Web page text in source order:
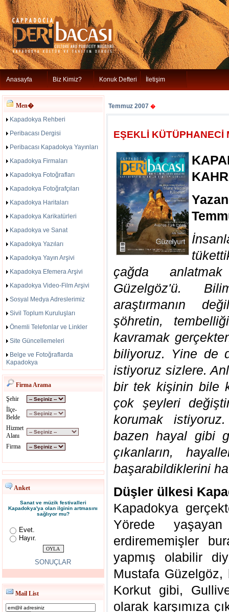
Anasayfa Biz Kimiz? Konuk Defteri İletişim
Men�
Kapadokya Rehberi
Peribacası Dergisi
Peribacası Kapadokya Yayınları
Kapadokya Firmaları
Kapadokya Fotoğrafları
Kapadokya Fotoğrafçıları
Kapadokya Haritaları
Kapadokya Karikatürleri
Kapadokya ve Sanat
Kapadokya Yazıları
Kapadokya Yayın Arşivi
Kapadokya Efemera Arşivi
Kapadokya Video-Film Arşivi
Sosyal Medya Adreslerimiz
Sivil Toplum Kuruluşları
Önemli Telefonlar ve Linkler
Site Güncellemeleri
Belge ve Fotoğraflarda
Kapadokya
Firma Arama
Şehir
İlçe-
Belde
Hizmet
Alanı
Firma
Anket
Sanat ve müzik festivalleri
Kapadokya'ya olan ilginin artmasını
sağlıyor mu?
Evet.
Hayır.
SONUÇLAR
Mail List
Temmuz 2007 �
EŞEKLİ KÜTÜPHANECİ
çağda
Güzelgöz'ü.
araştırmanın
şöhretin,
kavramak
biliyoruz. Yine de
istiyoruz sizlere.
bir tek kişinin bile
çok şeyleri
korumak
bazen hayal gibi
çıkanların,
başarabildiklerini
Düşler ülkesi
Kapadokya
Yörede
erdirememişler
yapmış olabilir
Mustafa
Korkut gibi,
olarak karşımıza